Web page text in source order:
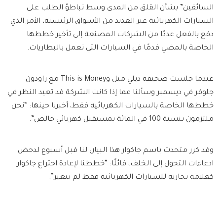
السائقين” بشأن القلق من المدى وسط تباطؤ الطلب على
السيارات الكهربائية عبر العديد من الأسواق الرئيسية، الأمر الذي
دفع بالفعل عددًا من الشركات المصنعة إلى تأخير خططها
الخاصة بالمضي قدمًا في السيارات التي تعمل بالبطاريات.
عندما جلست صحيفة ديلي ميل وThis is Money مع راودون
جلوفر في ديسمبر وسألنا عما إذا كانت الشركة قد تعيد النظر في
خططها الخاصة بالسيارات الكهربائية فقط، أخبرنا حينها: “نحن
ملتزمون بنسبة 100 في المائة بمستقبل كهربائي خالص”.
وقد كرر متحدث باسم جاكوار هذا البيان لنا قبل أسبوع لدحض
ادعاءات التحول إلى الخلف، قائلًا: “خططنا لإعادة اختراع جاكوار
كعلامة تجارية للسيارات الكهربائية فقط لم تتغير”.